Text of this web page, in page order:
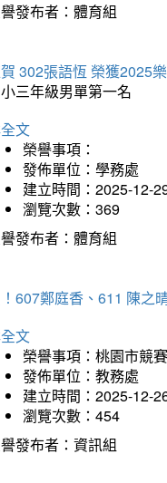
發布者：體育組
302張語恆 榮獲2025
三年級男單第一名
文
榮譽事項：
發佈單位：學務處
建立時間：2025-12-
瀏覽次數：369
發布者：體育組
607鄭庭香、611 陳之
文
榮譽事項：桃園市競賽
發佈單位：教務處
建立時間：2025-12-
瀏覽次數：454
發布者：資訊組